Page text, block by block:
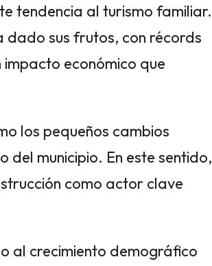
tendencia al turismo familiar.
dado sus frutos, con récords
económico que
los pequeños cambios
del municipio. En este sentido,
como actor clave
al crecimiento demográfico